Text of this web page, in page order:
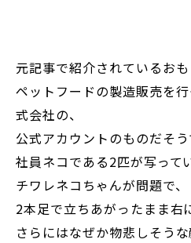
元記事で紹介されているおも
ペットフードの製造販売を
式会社の、
公式アカウントのものだそう
社員ネコである2匹が写って
チワレネコちゃんが問題で、
2本足で立ちあがったまま右
さらにはなぜか物悲しそうな